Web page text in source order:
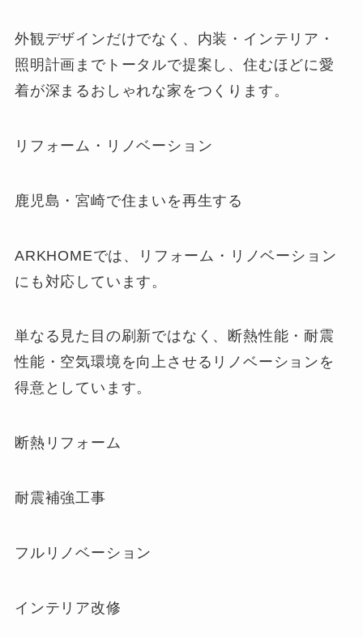
外観デザインだけでなく、内装・インテリア・
照明計画までトータルで提案し、住むほどに愛
着が深まるおしゃれな家をつくります。
リフォーム・リノベーション
鹿児島・宮崎で住まいを再生する
ARKHOMEでは、リフォーム・リノベーション
にも対応しています。
単なる見た目の刷新ではなく、断熱性能・耐震
性能・空気環境を向上させるリノベーションを
得意としています。
断熱リフォーム
耐震補強工事
フルリノベーション
インテリア改修